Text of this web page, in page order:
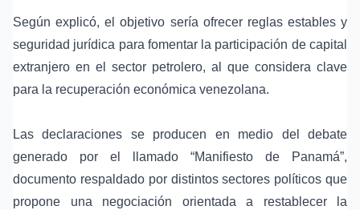
Según explicó, el objetivo sería ofrecer reglas estables y
seguridad jurídica para fomentar la participación de capital
extranjero en el sector petrolero, al que considera clave
para la recuperación económica venezolana.
Las declaraciones se producen en medio del debate
generado por el llamado “Manifiesto de Panamá”,
documento respaldado por distintos sectores políticos que
propone una negociación orientada a restablecer la